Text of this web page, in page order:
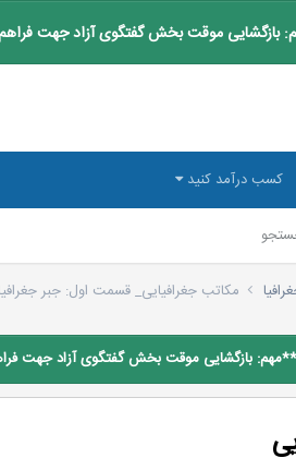
بازگشایی موقت بخش گفتگوی آزاد جهت فراهم
کسب درآمد کنید
مکاتب جغرافیایی_ قسمت اول: جبر
**مهم: بازگشایی موقت بخش گفتگوی آزاد جهت